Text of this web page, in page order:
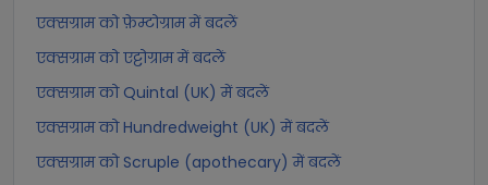
एक्सग्राम को फ़ेम्टोग्राम में बदलें
एक्सग्राम को एट्टोग्राम में बदलें
एक्सग्राम को Quintal (UK) में बदलें
एक्सग्राम को Hundredweight (UK) में बदलें
एक्सग्राम को Scruple (apothecary) में बदलें